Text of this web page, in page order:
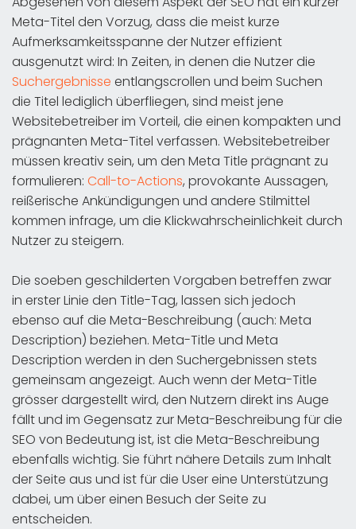
Meta-Titel den Vorzug, dass die meist kurze
Aufmerksamkeitsspanne der Nutzer effizient
ausgenutzt wird: In Zeiten, in denen die Nutzer die
Suchergebnisse entlangscrollen und beim Suchen
die Titel lediglich überfliegen, sind meist jene
Websitebetreiber im Vorteil, die einen kompakten und
prägnanten Meta-Titel verfassen. Websitebetreiber
müssen kreativ sein, um den Meta Title prägnant zu
formulieren: Call-to-Actions, provokante Aussagen,
reißerische Ankündigungen und andere Stilmittel
kommen infrage, um die Klickwahrscheinlichkeit durch
Nutzer zu steigern.
Die soeben geschilderten Vorgaben betreffen zwar
in erster Linie den Title-Tag, lassen sich jedoch
ebenso auf die Meta-Beschreibung (auch: Meta
Description) beziehen. Meta-Title und Meta
Description werden in den Suchergebnissen stets
gemeinsam angezeigt. Auch wenn der Meta-Title
grösser dargestellt wird, den Nutzern direkt ins Auge
fällt und im Gegensatz zur Meta-Beschreibung für die
SEO von Bedeutung ist, ist die Meta-Beschreibung
ebenfalls wichtig. Sie führt nähere Details zum Inhalt
der Seite aus und ist für die User eine Unterstützung
dabei, um über einen Besuch der Seite zu
entscheiden.